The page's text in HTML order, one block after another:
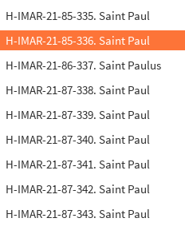
H-IMAR-21-85-335. Saint Paul
H-IMAR-21-85-336. Saint Paul
H-IMAR-21-86-337. Saint Paulus
H-IMAR-21-87-338. Saint Paul
H-IMAR-21-87-339. Saint Paul
H-IMAR-21-87-340. Saint Paul
H-IMAR-21-87-341. Saint Paul
H-IMAR-21-87-342. Saint Paul
H-IMAR-21-87-343. Saint Paul